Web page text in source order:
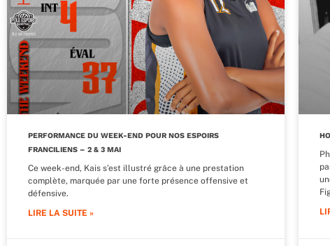
PERFORMANCE DU WEEK-END POUR NOS ESPOIRS
FRANCILIENS – 2 & 3 MAI
Ce week-end, Kais s’est illustré grâce à une prestation
complète, marquée par une forte présence offensive et
défensive.
LIRE LA SUITE »